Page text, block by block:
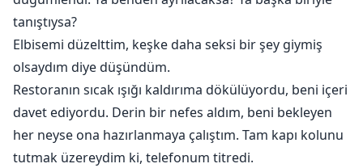
tanıştıysa?
Elbisemi düzelttim, keşke daha seksi bir şey giymiş
olsaydım diye düşündüm.
Restoranın sıcak ışığı kaldırıma dökülüyordu, beni içeri
davet ediyordu. Derin bir nefes aldım, beni bekleyen
her neyse ona hazırlanmaya çalıştım. Tam kapı kolunu
tutmak üzereydim ki, telefonum titredi.